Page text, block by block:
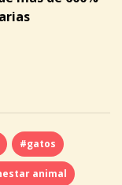
#gatos
animal